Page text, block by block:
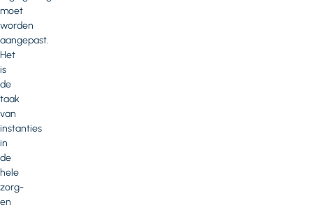
moet
worden
aangepast.
Het
is
de
taak
van
instanties
in
de
hele
zorg-
en